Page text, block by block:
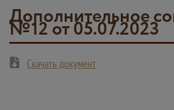
Дополнительное
№12 от 05.07.2023
Скачать документ